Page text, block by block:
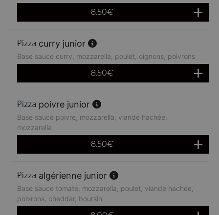
8.50€
curry junior
Base sauce curry, mozzarella, poulet, oignons, poivrons
8.50€
poivre junior
Base sauce poivre, mozzarella, viande hachée,
mozzarella
8.50€
algérienne junior
Base sauce tomate, mozzarella, poulet, viande hachée,
poivrons, cheddar, boursin